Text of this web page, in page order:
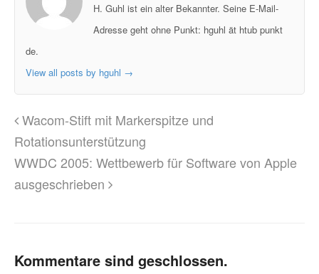
H. Guhl ist ein alter Bekannter. Seine E-Mail-
Adresse geht ohne Punkt: hguhl ät htub punkt
de.
View all posts by hguhl →
Wacom-Stift mit Markerspitze und
Rotationsunterstützung
WWDC 2005: Wettbewerb für Software von Apple
ausgeschrieben
Kommentare sind geschlossen.